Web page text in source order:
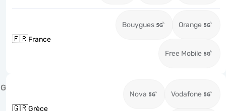
🇫🇷France
Bouygues Orange
Free Mobile
G
🇬🇷Grèce
Nova Vodafone